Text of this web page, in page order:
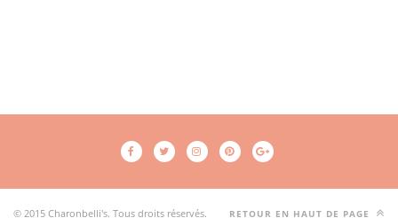
© 2015 Charonbelli's. Tous droits réservés. RETOUR EN HAUT DE PAGE